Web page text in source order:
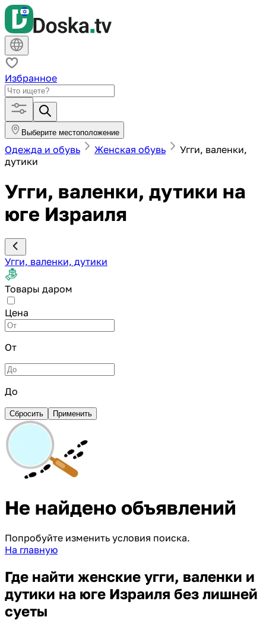
Избранное
Выберите местоположение
Одежда и обувь Женская обувь
Угги, валенки,
дутики
Угги, валенки, дутики на
юге Израиля
Угги, валенки, дутики
Товары даром
Цена
От
До
Сбросить Применить
Не найдено объявлений
Попробуйте изменить условия поиска.
На главную
Где найти женские угги, валенки и
дутики на юге Израиля без лишней
суеты